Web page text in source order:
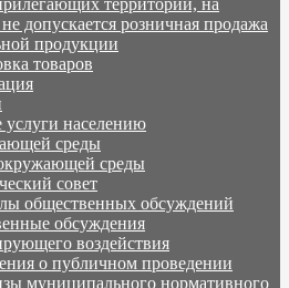
допускается розничная продажа
продукции
товаров
населению
среды
среды
совет
общественных обсуждений
обсуждения
воздействия
о публичном проведении
муниципального нормативного